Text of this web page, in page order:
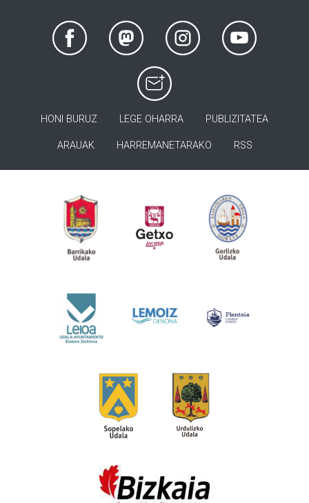
HONI BURUZ LEGE OHARRA PUBLIZITATEA
ARAUAK HARREMANETARAKO RSS